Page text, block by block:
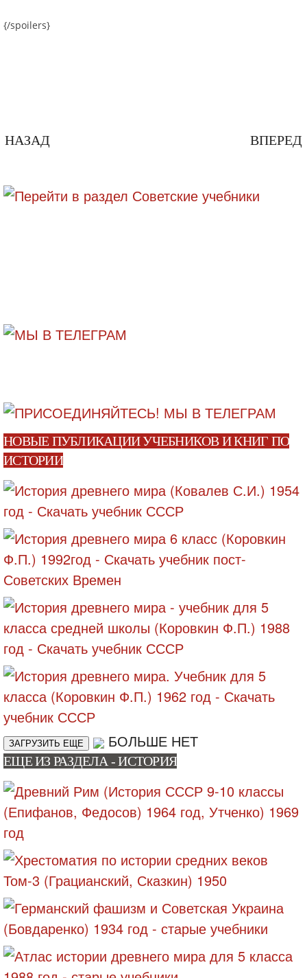
{/spoilers}
НАЗАД ВПЕРЕД
НОВЫЕ ПУБЛИКАЦИИ УЧЕБНИКОВ И КНИГ ПО
ИСТОРИИ
ЗАГРУЗИТЬ ЕЩЕ БОЛЬШЕ НЕТ
ЕЩЕ ИЗ РАЗДЕЛА - ИСТОРИЯ